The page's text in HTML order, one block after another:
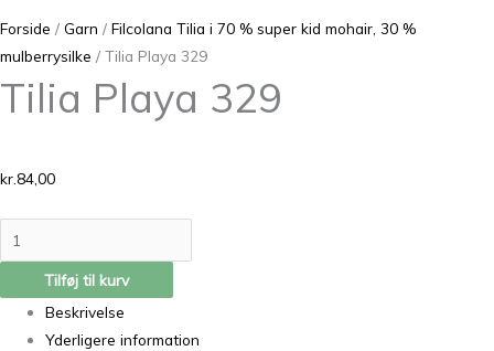
Forside / Garn / Filcolana Tilia i 70 % super kid mohair, 30 %
mulberrysilke / Tilia Playa 329
Tilia Playa 329
kr.84,00
Tilføj til kurv
Beskrivelse
Yderligere information